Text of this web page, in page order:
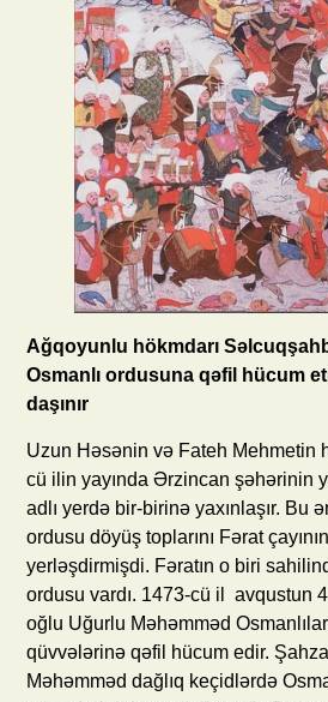
Ağqoyunlu hökmdarı
Osmanlı ordusuna qəfil hücum
daşınır
Uzun Həsənin və Fateh Mehmetin
cü ilin yayında Ərzincan şəhərinin
adlı yerdə bir-birinə yaxınlaşır. Bu
ordusu döyüş toplarını Fərat
yerləşdirmişdi. Fəratın o biri
ordusu vardı. 1473-cü il avqustun
oğlu Uğurlu Məhəmməd
qüvvələrinə qəfil hücum edir.
Məhəmməd dağlıq keçidlərdə